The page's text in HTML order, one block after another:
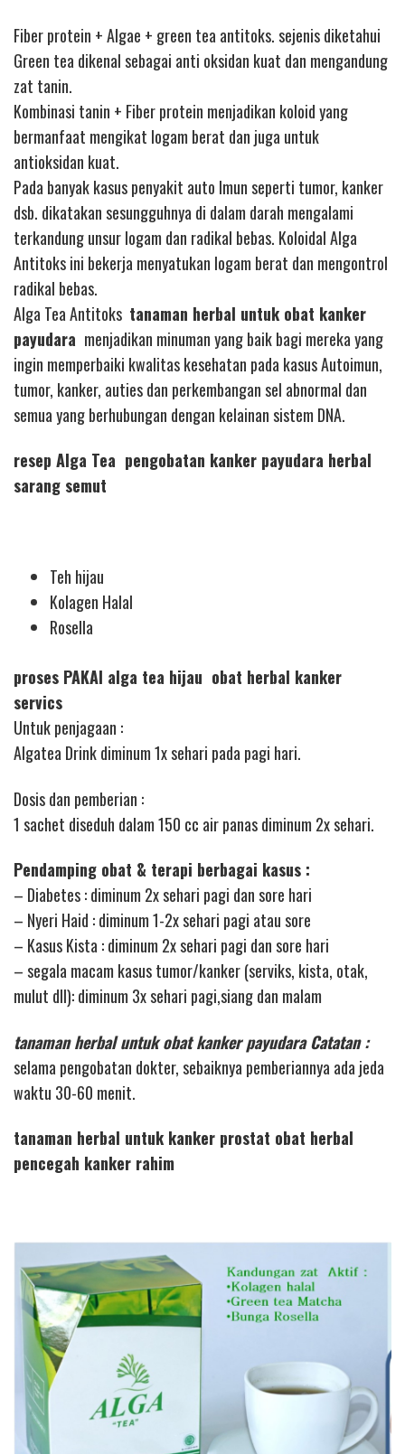
Fiber protein + Algae + green tea antitoks. sejenis diketahui
Green tea dikenal sebagai anti oksidan kuat dan mengandung
zat tanin.
Kombinasi tanin + Fiber protein menjadikan koloid yang
bermanfaat mengikat logam berat dan juga untuk
antioksidan kuat.
Pada banyak kasus penyakit auto Imun seperti tumor, kanker
dsb. dikatakan sesungguhnya di dalam darah mengalami
terkandung unsur logam dan radikal bebas. Koloidal Alga
Antitoks ini bekerja menyatukan logam berat dan mengontrol
radikal bebas.
Alga Tea Antitoks tanaman herbal untuk obat kanker
payudara menjadikan minuman yang baik bagi mereka yang
ingin memperbaiki kwalitas kesehatan pada kasus Autoimun,
tumor, kanker, auties dan perkembangan sel abnormal dan
semua yang berhubungan dengan kelainan sistem DNA.
resep Alga Tea pengobatan kanker payudara herbal
sarang semut
Teh hijau
Kolagen Halal
Rosella
proses PAKAI alga tea hijau obat herbal kanker
servics
Untuk penjagaan :
Algatea Drink diminum 1x sehari pada pagi hari.
Dosis dan pemberian :
1 sachet diseduh dalam 150 cc air panas diminum 2x sehari.
Pendamping obat & terapi berbagai kasus :
– Diabetes : diminum 2x sehari pagi dan sore hari
– Nyeri Haid : diminum 1-2x sehari pagi atau sore
– Kasus Kista : diminum 2x sehari pagi dan sore hari
– segala macam kasus tumor/kanker (serviks, kista, otak,
mulut dll): diminum 3x sehari pagi,siang dan malam
tanaman herbal untuk obat kanker payudara Catatan :
selama pengobatan dokter, sebaiknya pemberiannya ada jeda
waktu 30-60 menit.
tanaman herbal untuk kanker prostat obat herbal
pencegah kanker rahim